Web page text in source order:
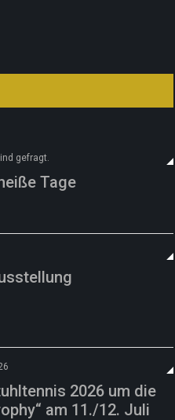
Tage
2026 um die
am 11./12. Juli